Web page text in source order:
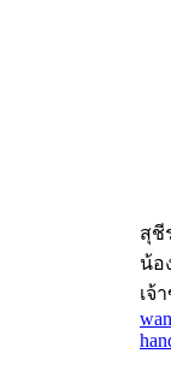
สุชี
น้อ
เจ้